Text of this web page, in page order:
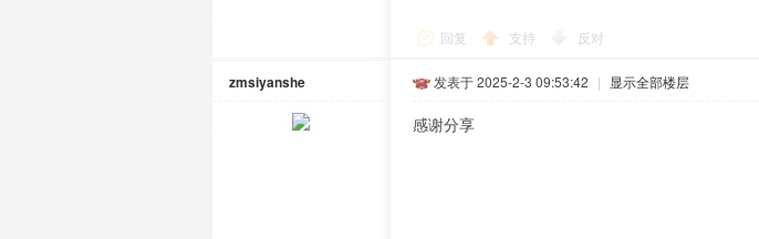
回复 支持 反对
zmsiyanshe 发表于 2025-2-3 09:53:42 | 显示全部楼层
感谢分享